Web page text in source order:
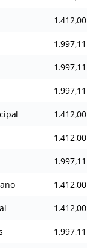
1.412,00
1.997,11
1.997,11
1.997,11
1.412,00
1.412,00
1.997,11
1.412,00
1.412,00
1.997,11